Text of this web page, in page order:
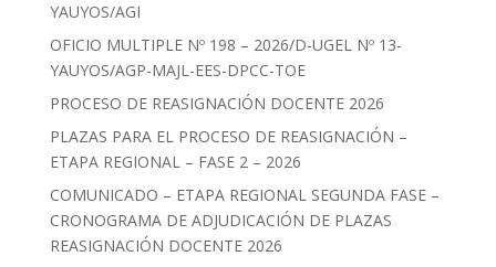
YAUYOS/AGI
OFICIO MULTIPLE Nº 198 – 2026/D-UGEL Nº 13-
YAUYOS/AGP-MAJL-EES-DPCC-TOE
PROCESO DE REASIGNACIÓN DOCENTE 2026
PLAZAS PARA EL PROCESO DE REASIGNACIÓN –
ETAPA REGIONAL – FASE 2 – 2026
COMUNICADO – ETAPA REGIONAL SEGUNDA FASE –
CRONOGRAMA DE ADJUDICACIÓN DE PLAZAS
REASIGNACIÓN DOCENTE 2026